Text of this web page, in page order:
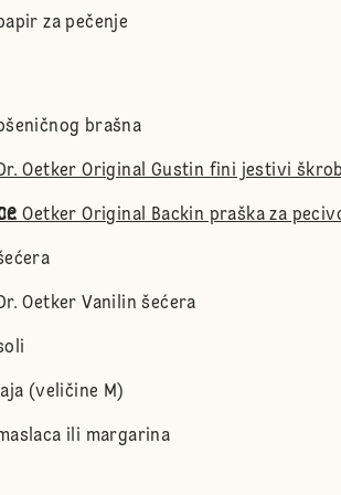
za pečenje
brašna
Oetker Original Gustin fini jestivi škrob
Oetker Original Backin praška za
Oetker Vanilin šećera
(veličine M)
ili margarina